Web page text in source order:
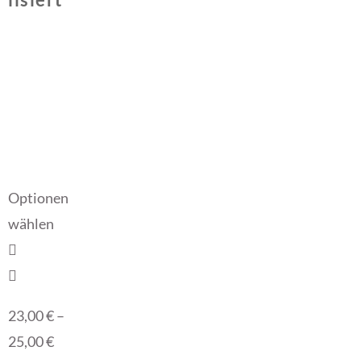
Optionen
wählen
23,00€–
25,00€